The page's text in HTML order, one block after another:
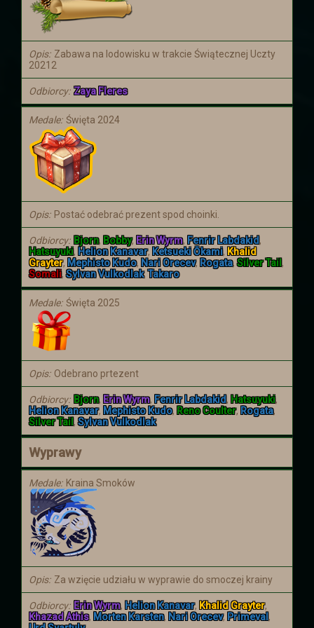
smoków, który nastąpił ponad miesiąc
Opis Zabawa na lodowisku w trakcie Świątecznej Uczty
20212
Odbiorcy Zaya Fleres
Medale Święta 2024
Opis Postać odebrać prezent spod choinki.
Odbiorcy Bjorn, Bobby, Erin Wyrm, Fenrir Labdakid ,
Hatsuyuki, Helion Kanavar, Ketsueki Ōkami, Khalid
Grayter, Mephisto Kudo, Nari Orecev, Rogata,Silver Tail ,
Somali,Sylvan Vulkodlak,Takaro
Medale Święta 2025
Opis Odebrano prtezent
Odbiorcy Bjorn, Erin Wyrm, Fenrir Labdakid , Hatsuyuki,
Helion Kanavar, Mephisto Kudo, Reno Coulter, Rogata,
Silver Tail ,Sylvan Vulkodlak
Wyprawy
Medale Kraina Smoków
Opis Za wzięcie udziału w wyprawie do smoczej krainy
Odbiorcy Erin Wyrm, Helion Kanavar, Khalid Grayter,
Khazad Athis, Morten Karsten, Nari Orecev, Primeval ,